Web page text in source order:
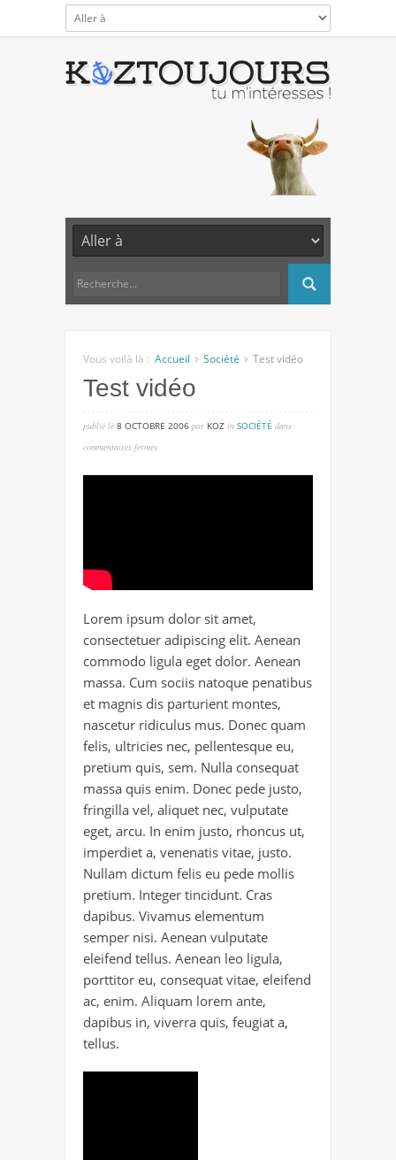
Vous voilà là : Accueil Société Test vidéo
Test vidéo
publié lé 8 OCTOBRE 2006 par KOZ in SOCIÉTÉ dans
commentaires ferméssur
Lorem ipsum dolor sit amet,
consectetuer adipiscing elit. Aenean
commodo ligula eget dolor. Aenean
massa. Cum sociis natoque penatibus
et magnis dis parturient montes,
nascetur ridiculus mus. Donec quam
felis, ultricies nec, pellentesque eu,
pretium quis, sem. Nulla consequat
massa quis enim. Donec pede justo,
fringilla vel, aliquet nec, vulputate
eget, arcu. In enim justo, rhoncus ut,
imperdiet a, venenatis vitae, justo.
Nullam dictum felis eu pede mollis
pretium. Integer tincidunt. Cras
dapibus. Vivamus elementum
semper nisi. Aenean vulputate
eleifend tellus. Aenean leo ligula,
porttitor eu, consequat vitae, eleifend
ac, enim. Aliquam lorem ante,
dapibus in, viverra quis, feugiat a,
tellus.